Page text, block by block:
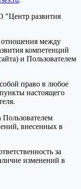
"Центр развития
отношения между
компетенций
и Пользователем
право в любое
настоящего
внесенных в
за
изменений в